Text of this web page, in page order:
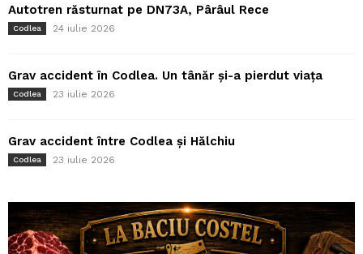
Autotren răsturnat pe DN73A, Pârâul Rece
Codlea 24 iulie 2026
Grav accident în Codlea. Un tânăr și-a pierdut viața
Codlea 23 iulie 2026
Grav accident între Codlea și Hălchiu
Codlea 23 iulie 2026